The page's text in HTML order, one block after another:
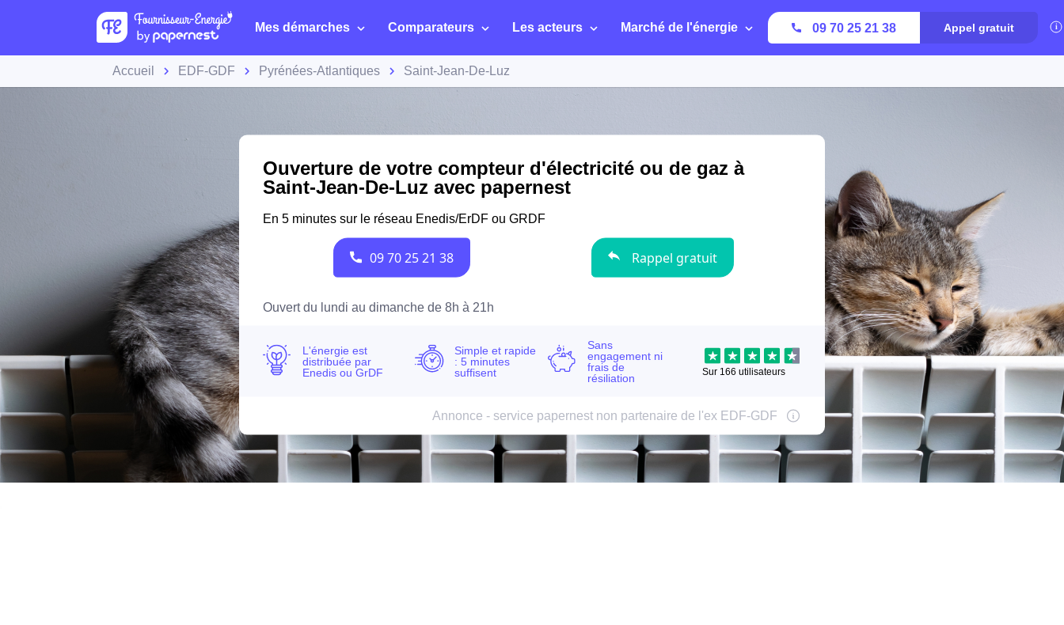
Mes démarches Comparateurs Les acteurs Marché de l'énergie 09 70 25 21 38 Appel gratuit
Accueil EDF-GDF Pyrénées-Atlantiques Saint-Jean-De-Luz